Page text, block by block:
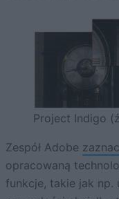
Project Indigo
Zespół Adobe
opracowaną
funkcje, takie jak np.